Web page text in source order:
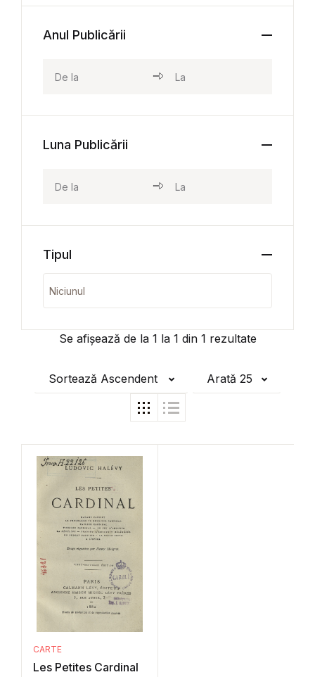
Se afișează de la 1 la 1 din 1 rezultate
Sortează Ascendent Arată 25
CARTE
Les Petites Cardinal
Anul Publicării
Luna Publicării
Tipul